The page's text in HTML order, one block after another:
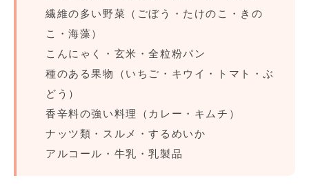
繊維の多い野菜（ごぼう・たけのこ・きの
こ・海藻）
こんにゃく・玄米・全粒粉パン
種のある果物（いちご・キウイ・トマト・ぶ
どう）
香辛料の強い料理（カレー・キムチ）
ナッツ類・スルメ・するめいか
アルコール・牛乳・乳製品